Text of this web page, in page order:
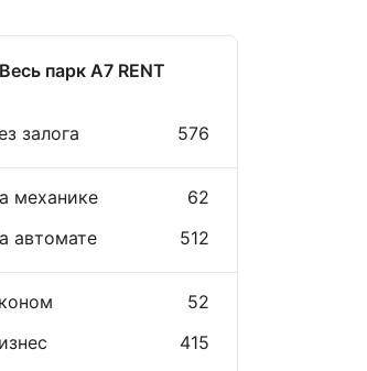
Весь парк A7 RENT
залога 576
механике
62
автомате
512
52
415